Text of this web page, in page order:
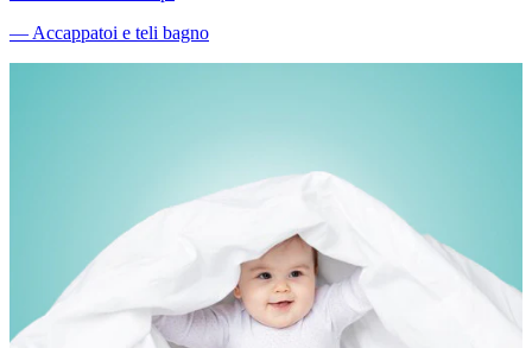
―Accappatoi e teli bagno